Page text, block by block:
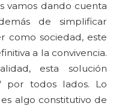
vamos dando cuenta
de simplificar
como sociedad, este
a la convivencia.
esta solución
por todos lados. Lo
algo constitutivo de